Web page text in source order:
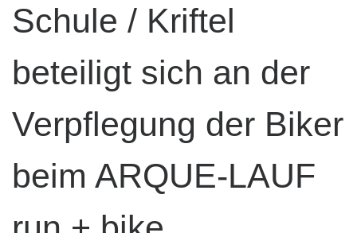
Schule / Kriftel
beteiligt sich an der
Verpflegung der Biker
beim ARQUE-LAUF